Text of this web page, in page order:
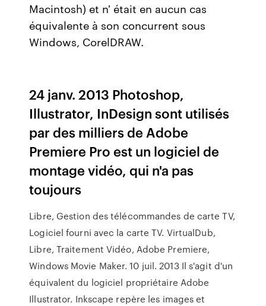
Macintosh) et n' était en aucun cas
équivalente à son concurrent sous
Windows, CorelDRAW.
24 janv. 2013 Photoshop,
Illustrator, InDesign sont utilisés
par des milliers de Adobe
Premiere Pro est un logiciel de
montage vidéo, qui n'a pas
toujours
Libre, Gestion des télécommandes de carte TV,
Logiciel fourni avec la carte TV. VirtualDub,
Libre, Traitement Vidéo, Adobe Premiere,
Windows Movie Maker. 10 juil. 2013 Il s'agit d'un
équivalent du logiciel propriétaire Adobe
Illustrator. Inkscape repère les images et